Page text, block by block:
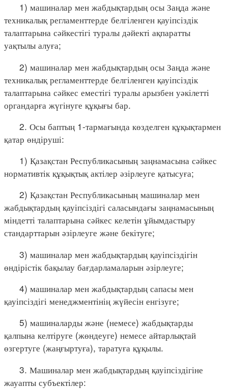
1) машиналар мен жабдықтардың осы Заңда және
техникалық регламенттерде белгіленген қауіпсіздік
талаптарына сәйкестігі туралы дәйекті ақпаратты
уақтылы алуға;
2) машиналар мен жабдықтардың осы Заңда және
техникалық регламенттерде белгіленген қауіпсіздік
талаптарына сәйкес еместігі туралы арызбен уәкілетті
органдарға жүгінуге құқығы бар.
2. Осы баптың 1-тармағында көзделген құқықтармен
қатар өндіруші:
1) Қазақстан Республикасының заңнамасына сәйкес
нормативтік құқықтық актілер әзірлеуге қатысуға;
2) Қазақстан Республикасының машиналар мен
жабдықтардың қауіпсіздігі саласындағы заңнамасының
міндетті талаптарына сәйкес келетін ұйымдастыру
стандарттарын әзірлеуге және бекітуге;
3) машиналар мен жабдықтардың қауіпсіздігін
өндірістік бақылау бағдарламаларын әзірлеуге;
4) машиналар мен жабдықтардың сапасы мен
қауіпсіздігі менеджментінің жүйесін енгізуге;
5) машиналарды және (немесе) жабдықтарды
қалпына келтіруге (жөндеуге) немесе айтарлықтай
өзгертуге (жаңғыртуға), таратуға құқылы.
3. Машиналар мен жабдықтардың қауіпсіздігіне
жауапты субъектілер: